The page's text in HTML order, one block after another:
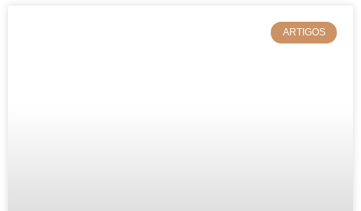
ARTIGOS